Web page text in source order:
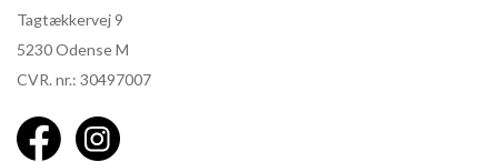
Tagtækkervej 9
5230 Odense M
CVR. nr.: 30497007